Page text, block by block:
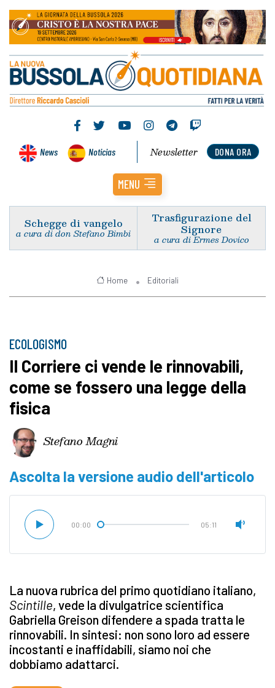
News Noticias DONA ORA
Newsletter
MENU
Schegge di vangelo
a cura di don Stefano Bimbi
Trasfigurazione del
Signore
a cura di Ermes Dovico
Home Editoriali
ECOLOGISMO
Il Corriere ci vende le rinnovabili,
come se fossero una legge della
fisica
Stefano Magni
Ascolta la versione audio dell'articolo
00:00 05:11
La nuova rubrica del primo quotidiano italiano,
Scintille, vede la divulgatrice scientifica
Gabriella Greison difendere a spada tratta le
rinnovabili. In sintesi: non sono loro ad essere
incostanti e inaffidabili, siamo noi che
dobbiamo adattarci.